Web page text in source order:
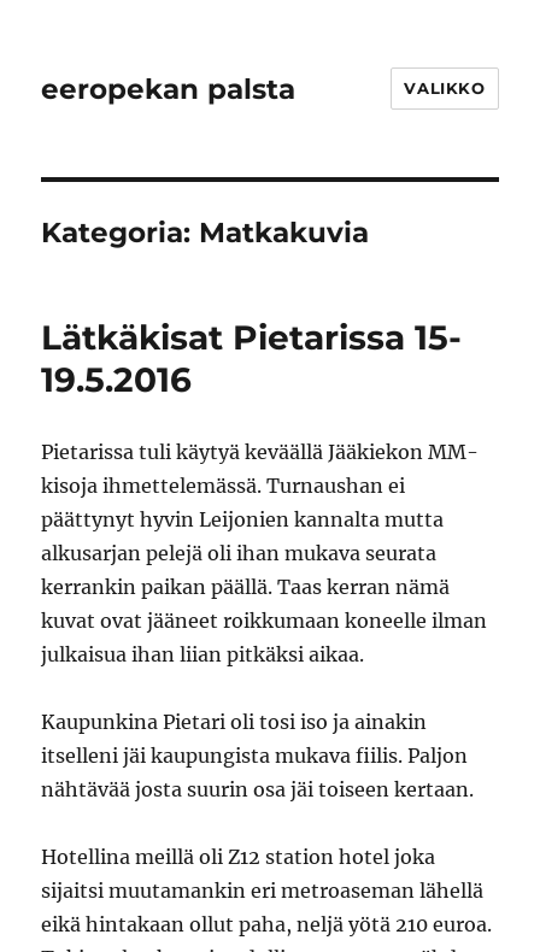
eeropekan palsta VALIKKO
Kategoria: Matkakuvia
Lätkäkisat Pietarissa 15-
19.5.2016
Pietarissa tuli käytyä keväällä Jääkiekon MM-
kisoja ihmettelemässä. Turnaushan ei
päättynyt hyvin Leijonien kannalta mutta
alkusarjan pelejä oli ihan mukava seurata
kerrankin paikan päällä. Taas kerran nämä
kuvat ovat jääneet roikkumaan koneelle ilman
julkaisua ihan liian pitkäksi aikaa.
Kaupunkina Pietari oli tosi iso ja ainakin
itselleni jäi kaupungista mukava fiilis. Paljon
nähtävää josta suurin osa jäi toiseen kertaan.
Hotellina meillä oli Z12 station hotel joka
sijaitsi muutamankin eri metroaseman lähellä
eikä hintakaan ollut paha, neljä yötä 210 euroa.